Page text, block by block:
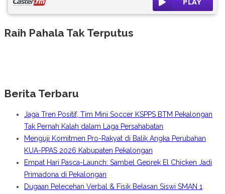
Raih Pahala Tak Terputus
Berita Terbaru
Jaga Tren Positif, Tim Mini Soccer KSPPS BTM Pekalongan
Tak Pernah Kalah dalam Laga Persahabatan
Menguji Komitmen Pro-Rakyat di Balik Angka Perubahan
KUA-PPAS 2026 Kabupaten Pekalongan
Empat Hari Pasca-Launch: Sambel Geprek El Chicken Jadi
Primadona di Pekalongan
Dugaan Pelecehan Verbal & Fisik Belasan Siswi SMAN 1